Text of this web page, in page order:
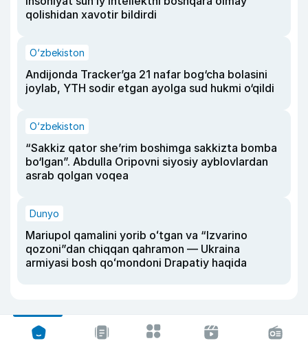
qolishidan xavotir bildirdi
O‘zbekiston
Andijonda Tracker’ga 21 nafar bog‘cha bolasini
joylab, YTH sodir etgan ayolga sud hukmi o‘qildi
O‘zbekiston
“Sakkiz qator she’rim boshimga sakkizta bomba
bo‘lgan”. Abdulla Oripovni siyosiy ayblovlardan
asrab qolgan voqea
Dunyo
Mariupol qamalini yorib oʻtgan va “Izvarino
qozoni”dan chiqqan qahramon — Ukraina
armiyasi bosh qoʻmondoni Drapatiy haqida